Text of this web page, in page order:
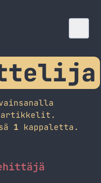
artikkelit.
1 kappaletta.